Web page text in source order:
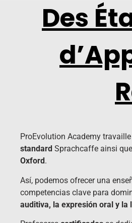
Des
ProEvolution Academy
standard Sprachcaffe ainsi
Oxford .
Así, podemos ofrecer una
competencias clave para
auditiva, la expresión oral y la